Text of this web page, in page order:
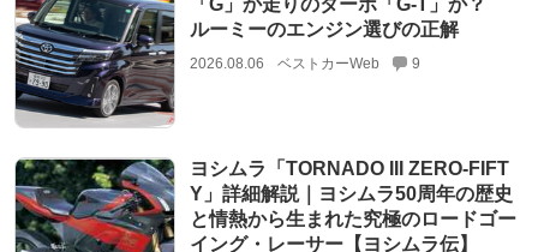
「G」か走りのターボ「G-T」か？
ルーミーのエンジン選びの正解
2026.08.06 ベストカーWeb 9
ヨシムラ「TORNADO III ZERO-FIFT
Y」詳細解説｜ヨシムラ50周年の歴史
と情熱から生まれた究極のロードゴー
イング・レーサー【ヨシムラ伝】